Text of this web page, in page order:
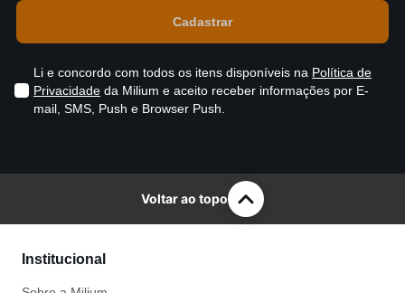
Li e concordo com todos os itens disponíveis na Política de
Privacidade da Milium e aceito receber informações por E-
mail, SMS, Push e Browser Push.
Voltar ao topo
Institucional